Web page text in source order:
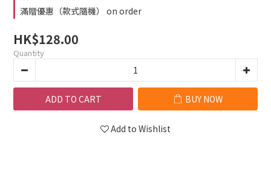
滿贈優惠（款式隨機） on order
HK$128.00
Quantity
ADD TO CART BUY NOW
Add to Wishlist